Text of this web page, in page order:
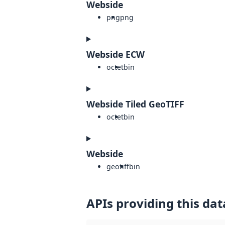
Webside
pngpng
Webside ECW
octetbin
Webside Tiled GeoTIFF
octetbin
Webside
geotiffbin
APIs providing this